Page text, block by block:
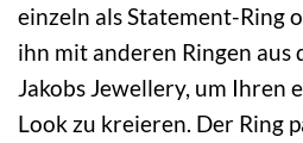
einzeln als Statement-Ring
ihn mit anderen Ringen
Jakobs Jewellery, um Ihren
Look zu kreieren. Der Ring